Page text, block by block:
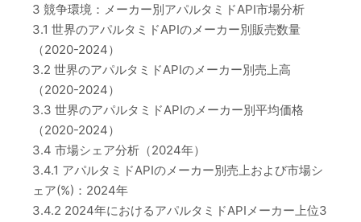
3 競争環境：メーカー別アパルタミドAPI市場分析
3.1 世界のアパルタミドAPIのメーカー別販売数量
（2020-2024）
3.2 世界のアパルタミドAPIのメーカー別売上高
（2020-2024）
3.3 世界のアパルタミドAPIのメーカー別平均価格
（2020-2024）
3.4 市場シェア分析（2024年）
3.4.1 アパルタミドAPIのメーカー別売上および市場シ
ェア(%)：2024年
3.4.2 2024年におけるアパルタミドAPIメーカー上位3